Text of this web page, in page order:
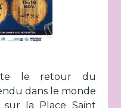
le retour du
dans le monde
sur la Place Saint